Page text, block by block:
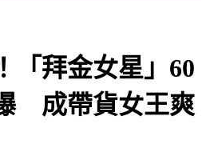
「拜金女星」60
成帶貨女王爽